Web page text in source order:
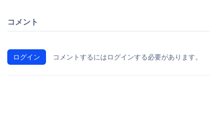
コメント
ログイン コメントするにはログインする必要があります。